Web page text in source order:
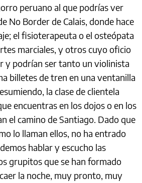
peruano al que podrías ver
No Border de Calais, donde hace
el fisioterapeuta o el osteópata
marciales, y otros cuyo oficio
y podrían ser tanto un violinista
billetes de tren en una ventanilla
la clase de clientela
encuentras en los dojos o en los
el camino de Santiago. Dado que
lo llaman ellos, no ha entrado
hablar y escucho las
grupitos que se han formado
la noche, muy pronto, muy